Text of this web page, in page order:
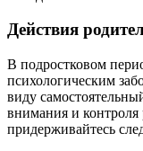
Действия
В подростковом
психологическим
виду
внимания и
придерживайтесь